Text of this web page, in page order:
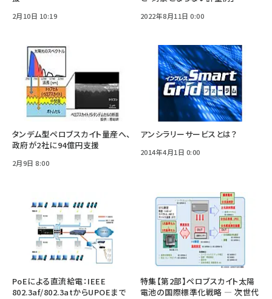
2月10日 10:19 2022年8月11日 0:00
タンデム型ペロブスカイト量産へ、
政府が2社に94億円支援
2月9日 8:00
アンシラリーサービスとは？
2014年4月1日 0:00
PoEによる直流給電：IEEE
802.3af/802.3atからUPOEまで
特集【第2部】ペロブスカイト太陽
電池の国際標準化戦略 ― 次世代